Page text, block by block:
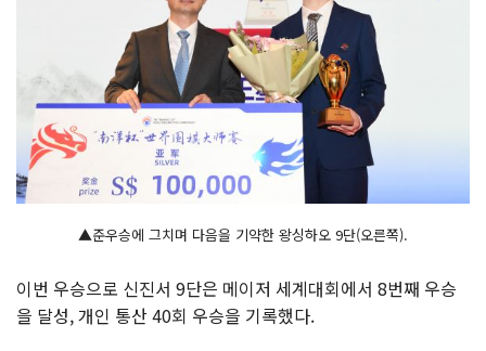
▲준우승에 그치며 다음을 기약한 왕싱하오 9단(오른쪽).
이번 우승으로 신진서 9단은 메이저 세계대회에서 8번째 우승
을 달성, 개인 통산 40회 우승을 기록했다.